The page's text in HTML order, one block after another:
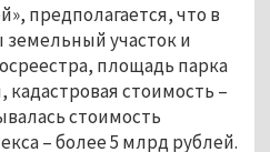
предполагается, что в
участок и
площадь парка
кадастровая стоимость –
стоимость
– более 5 млрд рублей.